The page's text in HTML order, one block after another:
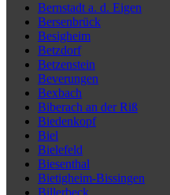
Bernstadt a. d. Eigen
Bersenbrück
Besigheim
Betzdorf
Betzenstein
Beverungen
Bexbach
Biberach an der Riß
Biedenkopf
Biel
Bielefeld
Biesenthal
Bietigheim-Bissingen